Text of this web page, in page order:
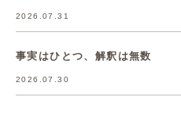
2026.07.31
事実はひとつ、解釈は無数
2026.07.30